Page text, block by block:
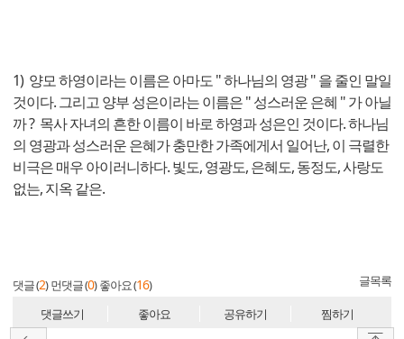
1) 양모 하영이라는 이름은 아마도 " 하나님의 영광 " 을 줄인 말일
것이다. 그리고 양부 성은이라는 이름은 " 성스러운 은혜 " 가 아닐
까 ? 목사 자녀의 흔한 이름이 바로 하영과 성은인 것이다. 하나님
의 영광과 성스러운 은혜가 충만한 가족에게서 일어난, 이 극렬한
비극은 매우 아이러니하다. 빛도, 영광도, 은혜도, 동정도, 사랑도
없는, 지옥 같은.
댓글 (2) 먼댓글 (0) 좋아요 (16) 글목록
댓글쓰기 좋아요 공유하기 찜하기